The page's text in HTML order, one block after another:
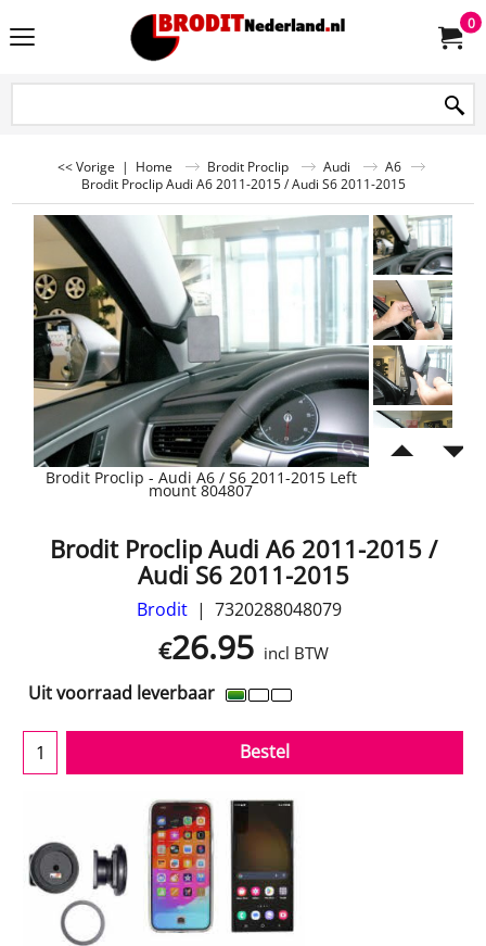
0
<< Vorige | Home Brodit Proclip Audi
A6
Brodit Proclip Audi A6 2011-2015 / Audi S6 2011-2015
Brodit Proclip - Audi A6 / S6 2011-2015 Left
mount 804807
Brodit Proclip Audi A6 2011-2015 /
Audi S6 2011-2015
Brodit 7320288048079
€26.95 incl BTW
Uit voorraad leverbaar
Bestel